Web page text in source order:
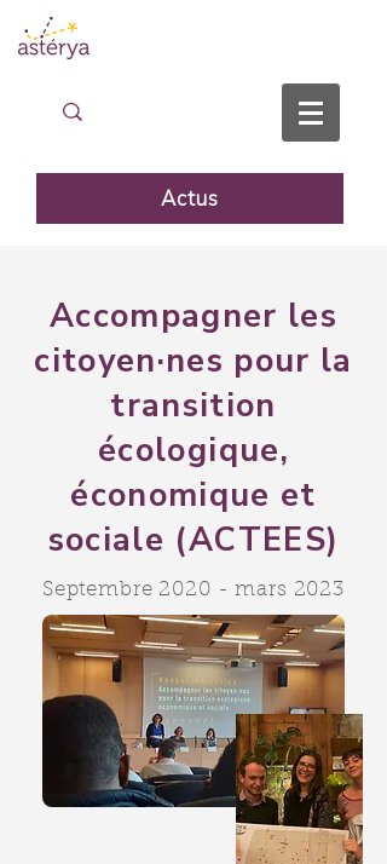
Actus
Accompagner les
citoyen·nes pour la
transition
écologique,
économique et
sociale (ACTEES)
Septembre 2020 - mars 2023